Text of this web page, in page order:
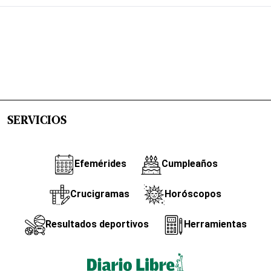
SERVICIOS
Efemérides Cumpleaños
Crucigramas Horóscopos
Resultados deportivos Herramientas